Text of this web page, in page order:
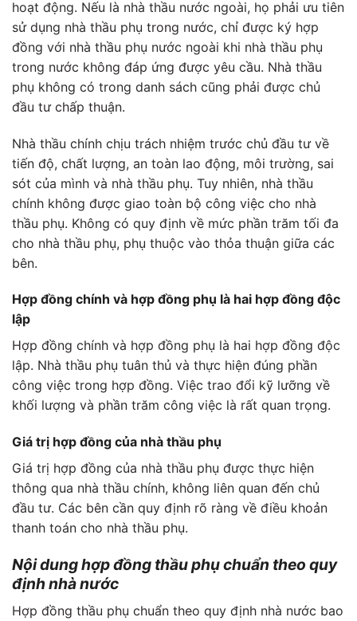
hoạt động. Nếu là nhà thầu nước ngoài, họ phải ưu tiên
sử dụng nhà thầu phụ trong nước, chỉ được ký hợp
đồng với nhà thầu phụ nước ngoài khi nhà thầu phụ
trong nước không đáp ứng được yêu cầu. Nhà thầu
phụ không có trong danh sách cũng phải được chủ
đầu tư chấp thuận.
Nhà thầu chính chịu trách nhiệm trước chủ đầu tư về
tiến độ, chất lượng, an toàn lao động, môi trường, sai
sót của mình và nhà thầu phụ. Tuy nhiên, nhà thầu
chính không được giao toàn bộ công việc cho nhà
thầu phụ. Không có quy định về mức phần trăm tối đa
cho nhà thầu phụ, phụ thuộc vào thỏa thuận giữa các
bên.
Hợp đồng chính và hợp đồng phụ là hai hợp đồng độc
lập
Hợp đồng chính và hợp đồng phụ là hai hợp đồng độc
lập. Nhà thầu phụ tuân thủ và thực hiện đúng phần
công việc trong hợp đồng. Việc trao đổi kỹ lưỡng về
khối lượng và phần trăm công việc là rất quan trọng.
Giá trị hợp đồng của nhà thầu phụ
Giá trị hợp đồng của nhà thầu phụ được thực hiện
thông qua nhà thầu chính, không liên quan đến chủ
đầu tư. Các bên cần quy định rõ ràng về điều khoản
thanh toán cho nhà thầu phụ.
Nội dung hợp đồng thầu phụ chuẩn theo quy
định nhà nước
Hợp đồng thầu phụ chuẩn theo quy định nhà nước bao